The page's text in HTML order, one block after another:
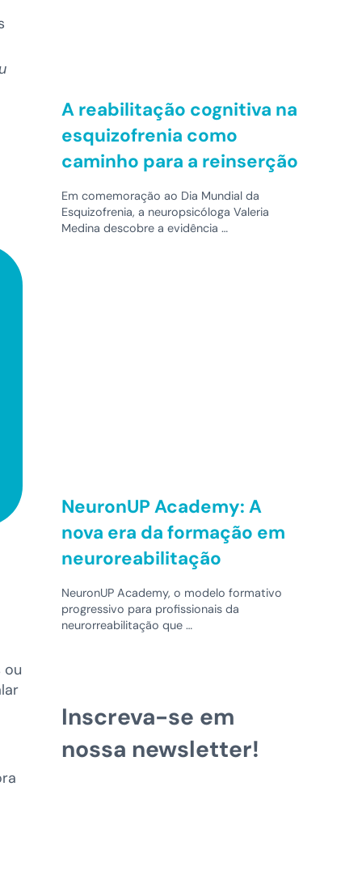
ou
A reabilitação cognitiva na
esquizofrenia como
caminho para a reinserção
Em comemoração ao Dia Mundial da
Esquizofrenia, a neuropsicóloga Valeria
Medina descobre a evidência …
NeuronUP Academy: A
nova era da formação em
neuroreabilitação
NeuronUP Academy, o modelo formativo
progressivo para profissionais da
neurorreabilitação que …
Inscreva-se em
nossa newsletter!